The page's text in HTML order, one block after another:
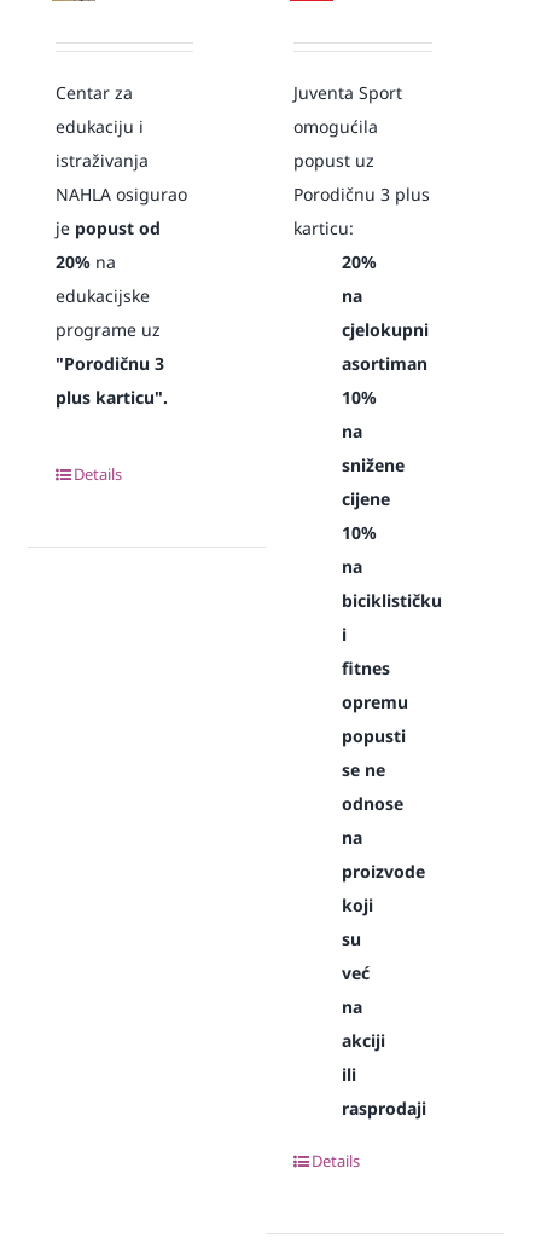
Centar za
edukaciju i
istraživanja
NAHLA osigurao
je popust od
20% na
edukacijske
programe uz
"Porodičnu 3
plus karticu".
Details
Juventa Sport
omogućila
popust uz
Porodičnu 3 plus
karticu:
20%
na
cjelokupni
asortiman
10%
na
snižene
cijene
10%
na
biciklističku
i
fitnes
opremu
popusti
se ne
odnose
na
proizvode
koji
su
već
na
akciji
ili
rasprodaji
Details